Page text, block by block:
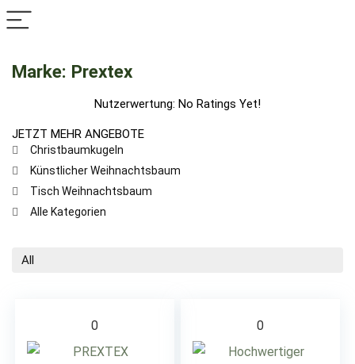
Marke: Prextex
Nutzerwertung: No Ratings Yet!
JETZT MEHR ANGEBOTE
Christbaumkugeln
Künstlicher Weihnachtsbaum
Tisch Weihnachtsbaum
Alle Kategorien
All
0 0